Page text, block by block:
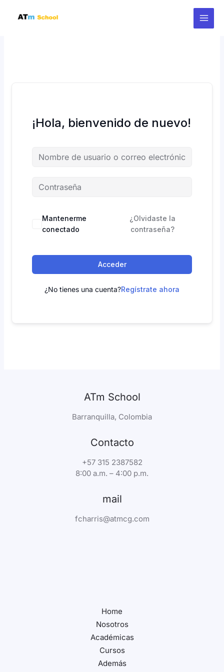
¡Hola, bienvenido de nuevo!
Mantenerme
conectado
¿Olvidaste la
contraseña?
Acceder
¿No tienes una cuenta?Regístrate ahora
ATm School
Barranquilla, Colombia
Contacto
+57 315 2387582
8:00 a.m. – 4:00 p.m.
mail
fcharris@atmcg.com
Home
Nosotros
Académicas
Cursos
Además